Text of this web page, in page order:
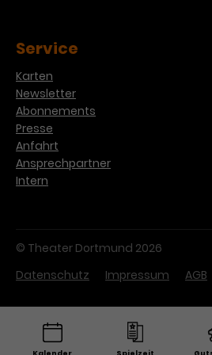
Service
Karten
Newsletter
Abonnements
Presse
Anfahrt
Ansprechpartner
Intern
© Theater Dortmund 2026
Datenschutz
Impressum AGB